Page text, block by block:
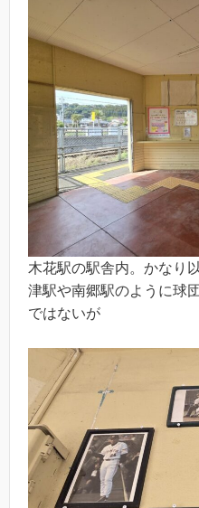
木花駅の駅舎内。かなり
津駅や南郷駅のように球
ではないが